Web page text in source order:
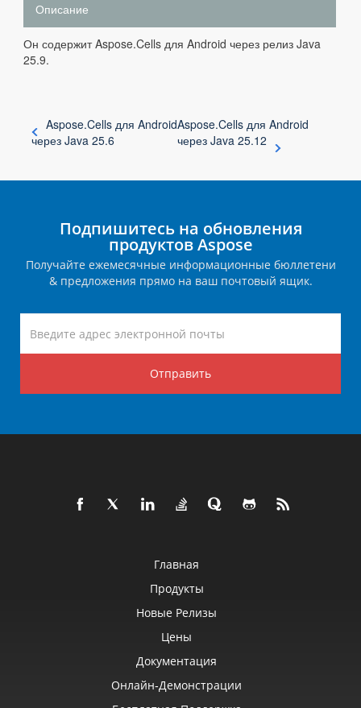
Описание
Он содержит Aspose.Cells для Android через релиз Java
25.9.
Aspose.Cells для Android
через Java 25.6
Aspose.Cells для Android
через Java 25.12
Подпишитесь на обновления
продуктов Aspose
Получайте ежемесячные информационные бюллетени
& предложения прямо на ваш почтовый ящик.
Отправить
Главная
Продукты
Новые Релизы
Цены
Документация
Онлайн‑демонстрации